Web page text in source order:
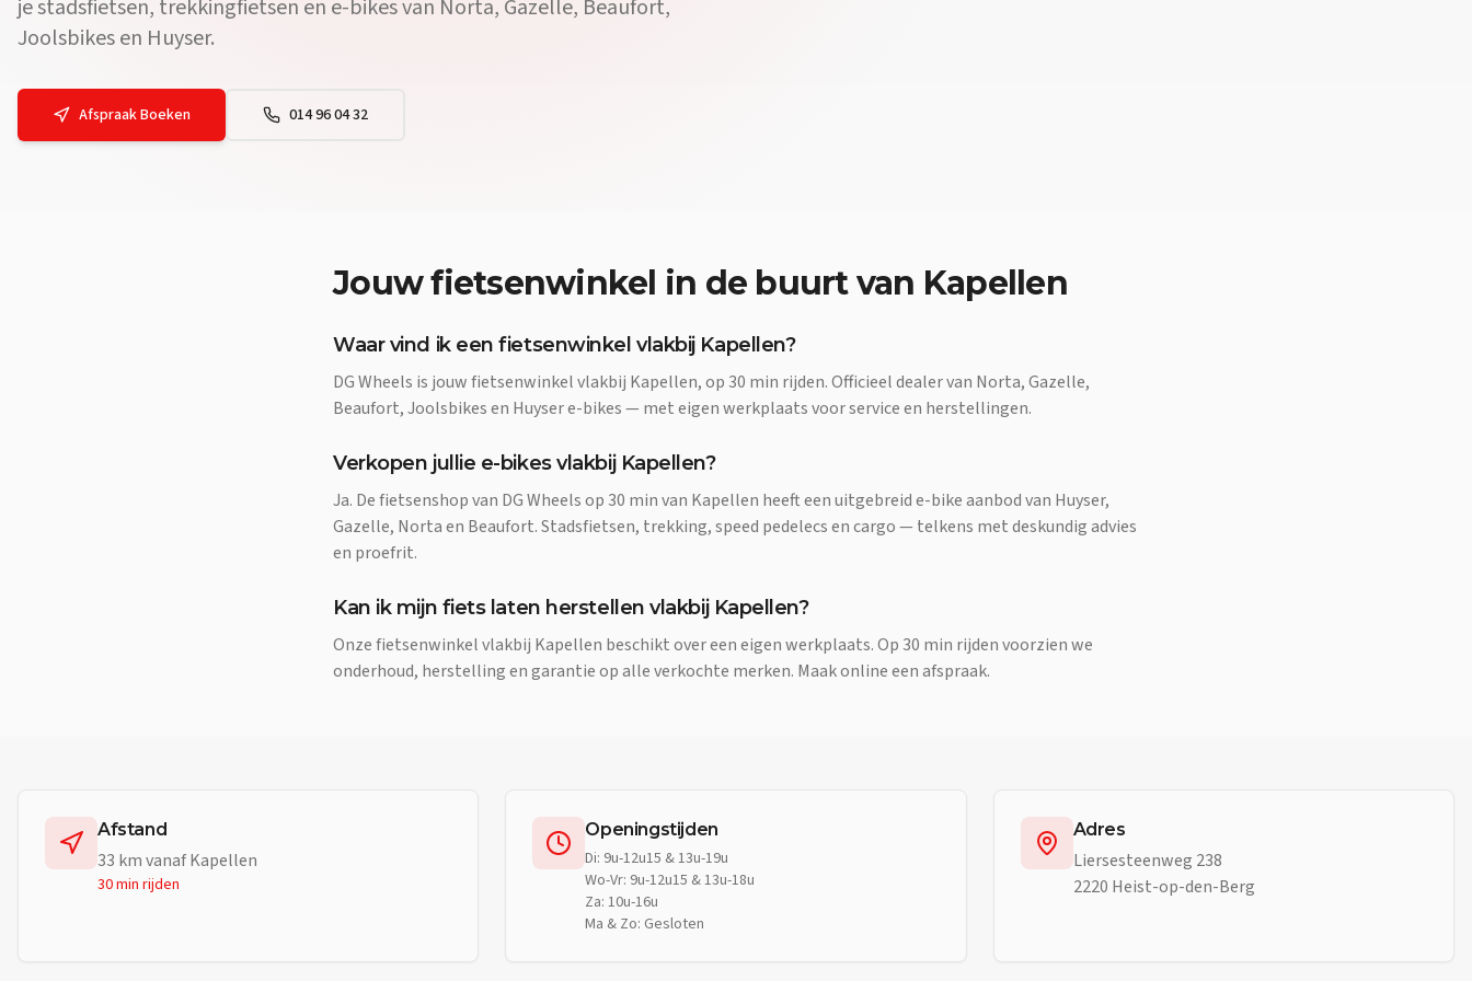
je stadsfietsen, trekkingfietsen en e-bikes van Norta, Gazelle, Beaufort,
Joolsbikes en Huyser.
Afspraak Boeken 014 96 04 32
Jouwfietsenwinkel in de buurt van Kapellen
Waar vind ik een fietsenwinkel vlakbij Kapellen?
DG Wheels is jouw fietsenwinkel vlakbij Kapellen, op 30 min rijden. Officieel dealer van Norta, Gazelle,
Beaufort, Joolsbikes en Huyser e-bikes — met eigen werkplaats voor service en herstellingen.
Verkopen jullie e-bikes vlakbij Kapellen?
Ja. De fietsenshop van DG Wheels op 30 min van Kapellen heeft een uitgebreid e-bike aanbod van Huyser,
Gazelle, Norta en Beaufort. Stadsfietsen, trekking, speed pedelecs en cargo — telkens met deskundig advies
en proefrit.
Kan ik mijn fiets laten herstellen vlakbij Kapellen?
Onze fietsenwinkel vlakbij Kapellen beschikt over een eigen werkplaats. Op 30 min rijden voorzien we
onderhoud, herstelling en garantie op alle verkochte merken. Maak online een afspraak.
Afstand
33 km vanafKapellen
30 min rijden
Openingstijden
Di: 9u-12u15 & 13u-19u
Wo-Vr: 9u-12u15 & 13u-18u
Za: 10u-16u
Ma & Zo: Gesloten
Adres
Liersesteenweg 238
2220 Heist-op-den-Berg